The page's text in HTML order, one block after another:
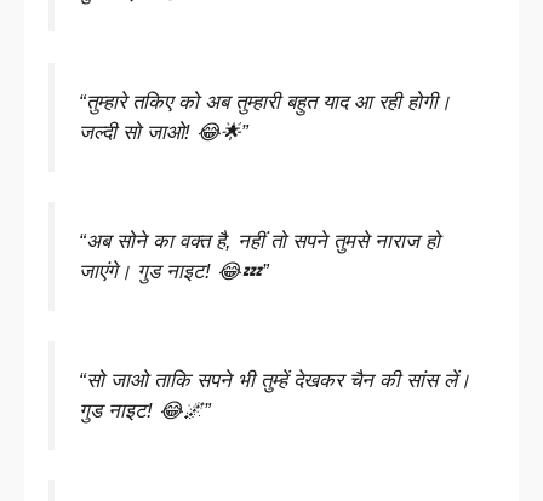
“तुम्हारे तकिए को अब तुम्हारी बहुत याद आ रही होगी।
जल्दी सो जाओ! 😂🌟”
“अब सोने का वक्त है, नहीं तो सपने तुमसे नाराज हो
जाएंगे। गुड नाइट! 😂💤”
“सो जाओ ताकि सपने भी तुम्हें देखकर चैन की सांस लें।
गुड नाइट! 😂🌌”